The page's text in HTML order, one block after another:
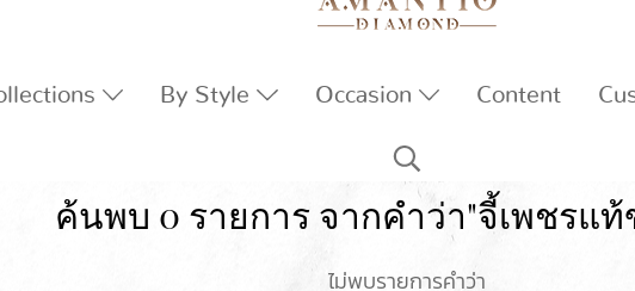
By Style Occasion Content
ค้นพบ 0 รายการ จากคำว่า"จี้เพชรแท้
ไม่พบรายการคำว่า